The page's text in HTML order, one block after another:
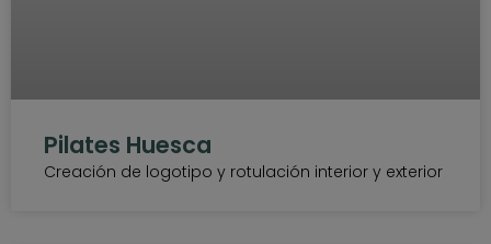
Pilates Huesca
Creación de logotipo y rotulación interior y exterior